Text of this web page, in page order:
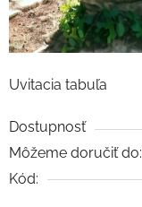
Uvitacia tabuľa
Dostupnosť
Môžeme doručiť do:
Kód: